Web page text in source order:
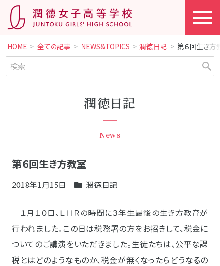
HOME 全ての記事 NEWS&TOPICS 潤徳日記 第６回生き方
潤徳日記
News
第６回生き方教室
2018年1月15日 潤徳日記
１月１０日、ＬＨＲの時間に３年生最後の生き方教育が
行われました。この日は税務署の方をお招きして、税金に
ついてのご講演をいただきました。生徒たちは、公平な課
税とはどのようなものか、税金が無くなったらどうなるの